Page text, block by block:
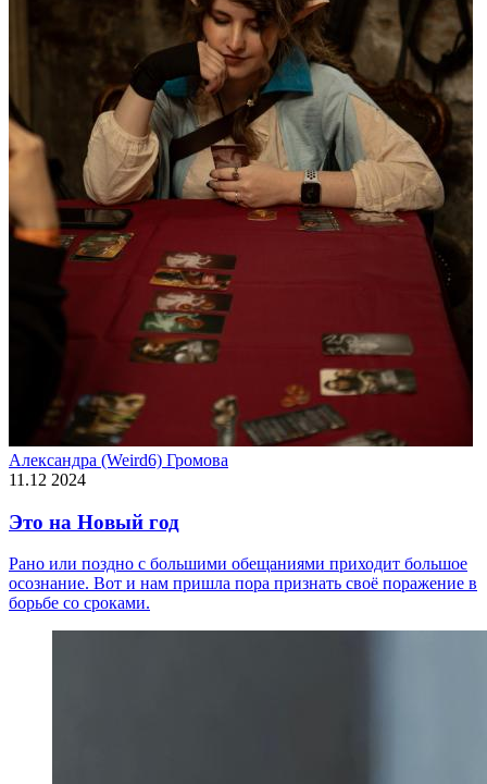
Александра (Weird6) Громова
11.12 2024
Это на Новый год
Рано или поздно с большими обещаниями приходит большое
осознание. Вот и нам пришла пора признать своё поражение в
борьбе со сроками.